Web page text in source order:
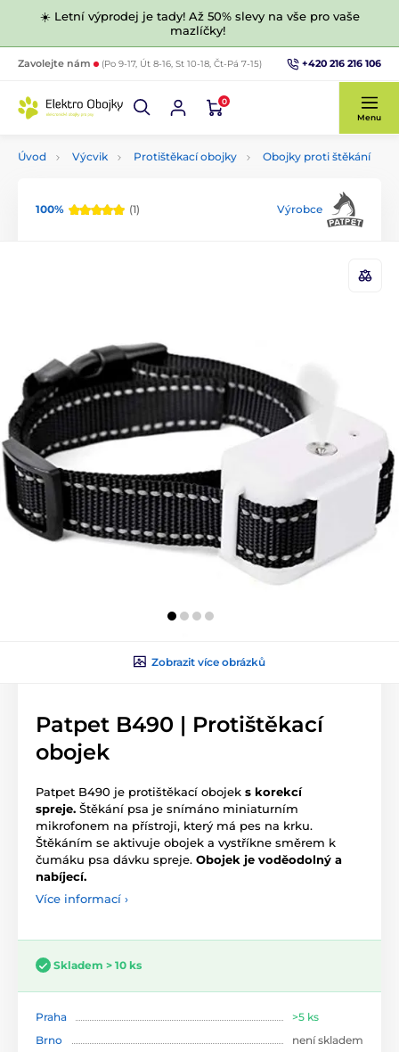
☀️ Letní výprodej je tady! Až 50% slevy na vše pro vaše
mazlíčky!
Zavolejte nám (Po 9-17, Út 8-16, St 10-18, Čt-Pá 7-15) +420 216 216 106
0
Menu
Úvod Výcvik Protištěkací obojky Obojky proti štěkání
100% (1) Výrobce
Zobrazit více obrázků
Patpet B490 | Protištěkací
obojek
Patpet B490 je protištěkací obojek s korekcí
spreje. Štěkání psa je snímáno miniaturním
mikrofonem na přístroji, který má pes na krku.
Štěkáním se aktivuje obojek a vystříkne směrem k
čumáku psa dávku spreje. Obojek je voděodolný a
nabíjecí.
Více informací ›
Skladem > 10 ks
Praha
>5 ks
Brno
není skladem